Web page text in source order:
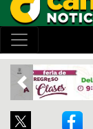
Previous